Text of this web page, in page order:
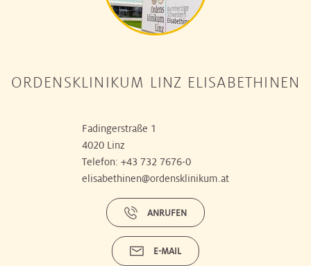
ORDENSKLINIKUM LINZ ELISABETHINEN
Fadingerstraße 1
4020 Linz
Telefon: +43 732 7676-0
elisabethinen@ordensklinikum.at
ANRUFEN
E-MAIL